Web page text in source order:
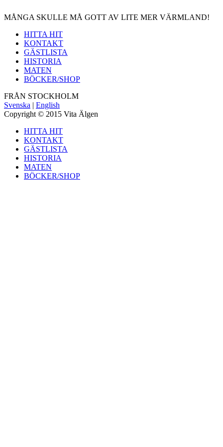
MÅNGA SKULLE MÅ GOTT AV LITE MER VÄRMLAND!
HITTA HIT
KONTAKT
GÄSTLISTA
HISTORIA
MATEN
BÖCKER/SHOP
FRÅN STOCKHOLM
Svenska | English
Copyright © 2015 Vita Älgen
HITTA HIT
KONTAKT
GÄSTLISTA
HISTORIA
MATEN
BÖCKER/SHOP